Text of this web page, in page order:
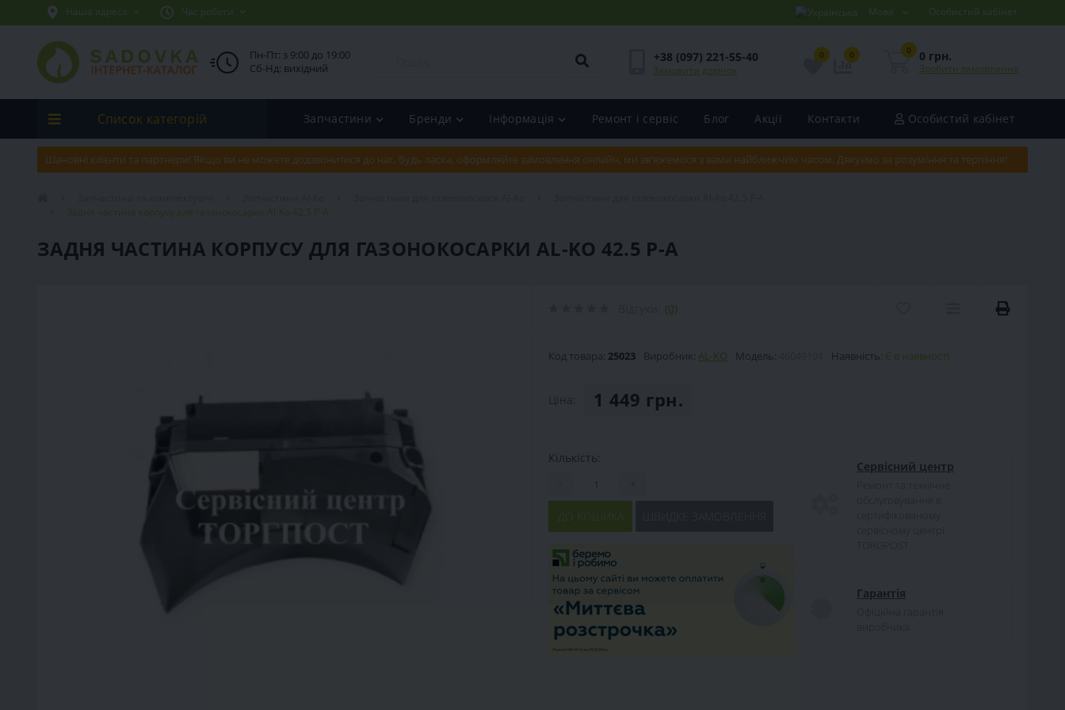
Наша адреса Час роботи Мова Особистий кабінет
Пн-Пт: з 9:00 до 19:00
Сб-Нд: вихідний
+38 (097) 221-55-40
Замовити дзвінок
0 0 0 0 грн.
Зробити замовлення
Список категорій Запчастини Бренди Інформація Ремонт і сервіс Блог Акції Контакти Особистий кабінет
Шановні клієнти та партнери! Якщо ви не можете додзвонитися до нас, будь ласка, оформляйте замовлення онлайн, ми зв'яжемося з вами найближчим часом. Дякуємо за розуміння та терпіння!
Задня частина корпусу для газонокосарки Al-Ko 42.5 P-A
ЗАДНЯ ЧАСТИНА КОРПУСУ ДЛЯ ГАЗОНОКОСАРКИ AL-KO 42.5 P-A
(0)
Код товара: 25023 Виробник: AL-KO Модель: Наявність: Є в наявності
1 449 грн.
Кількість:
ДО КОШИКА
Сервісний центр
Гарантія